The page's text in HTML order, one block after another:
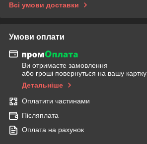
Всі умови доставки
Умови оплати
Ви отримаєте замовлення
або гроші повернуться на вашу картку
Детальніше
Оплатити частинами
Післяплата
Оплата на рахунок